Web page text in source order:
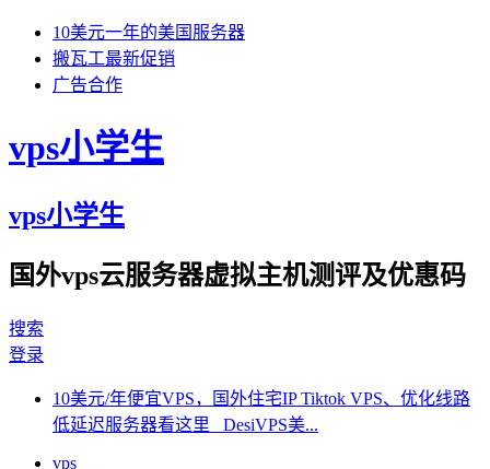
10美元一年的美国服务器
搬瓦工最新促销
广告合作
vps小学生
vps小学生
国外vps云服务器虚拟主机测评及优惠码
搜索
登录
10美元/年便宜VPS，国外住宅IP Tiktok VPS、优化线路
低延迟服务器看这里 DesiVPS美...
vps